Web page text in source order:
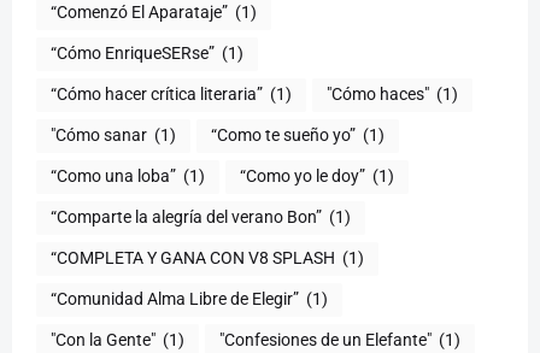
“Comenzó El Aparataje” (1)
“Cómo EnriqueSERse” (1)
(1) "Cómo haces" (1)
"Cómo sanar (1) “Como te sueño yo” (1)
“Como una loba” (1) “Como yo le doy” (1)
“Comparte la alegría del verano Bon” (1)
“COMPLETA Y GANA CON V8 SPLASH (1)
“Comunidad Alma Libre de Elegir” (1)
"Con la Gente" (1) "Confesiones de un Elefante" (1)